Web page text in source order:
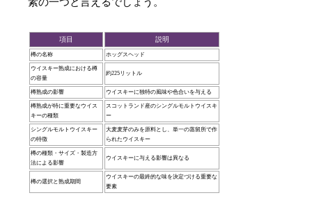
項目 説明
樽の名称 ホッグスヘッド
ウイスキー熟成における樽
の容量
約225リットル
樽熟成の影響 ウイスキーに独特の風味や色合いを与える
樽熟成が特に重要なウイス
キーの種類
スコットランド産のシングルモルトウイスキ
ー
シングルモルトウイスキー
の特徴
大麦麦芽のみを原料とし、単一の蒸留所で作
られたウイスキー
樽の種類・サイズ・製造方
法による影響
ウイスキーに与える影響は異なる
樽の選択と熟成期間
ウイスキーの最終的な味を決定づける重要な
要素